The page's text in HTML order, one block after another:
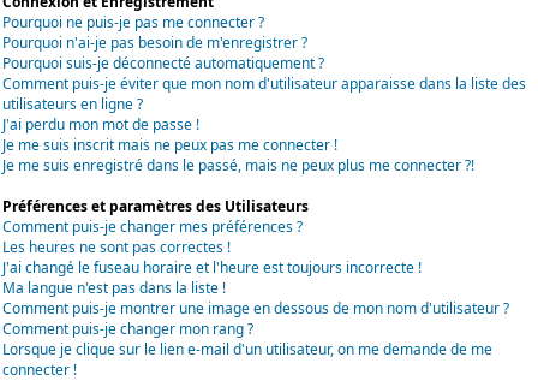
Pourquoi ne puis-je pas me connecter ?
Pourquoi n'ai-je pas besoin de m'enregistrer ?
Pourquoi suis-je déconnecté automatiquement ?
Comment puis-je éviter que mon nom d'utilisateur apparaisse dans la liste des
utilisateurs en ligne ?
J'ai perdu mon mot de passe !
Je me suis inscrit mais ne peux pas me connecter !
Je me suis enregistré dans le passé, mais ne peux plus me connecter ?!
Préférences et paramètres des Utilisateurs
Comment puis-je changer mes préférences ?
Les heures ne sont pas correctes !
J'ai changé le fuseau horaire et l'heure est toujours incorrecte !
Ma langue n'est pas dans la liste !
Comment puis-je montrer une image en dessous de mon nom d'utilisateur ?
Comment puis-je changer mon rang ?
Lorsque je clique sur le lien e-mail d'un utilisateur, on me demande de me
connecter !